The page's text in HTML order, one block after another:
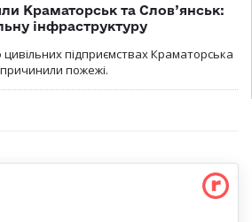
Краматорськ та Слов’янськ:
інфраструктуру
підприємствах Краматорська
пожежі.